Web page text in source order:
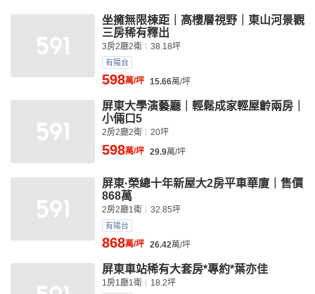
坐擁無限棟距｜高樓層視野｜東山河景觀
三房稀有釋出
3房2廳2衛 38.18坪
有陽台
598萬/坪 15.66萬/坪
屏東大學演藝廳｜輕鬆成家輕屋齡兩房｜
小倆口5
2房2廳2衛 20坪
598萬/坪 29.9萬/坪
屏東·榮總十年新屋大2房平車華廈｜售價
868萬
2房2廳1衛 32.85坪
有陽台
868萬/坪 26.42萬/坪
屏東車站稀有大套房*專約*葉亦佳
1房1廳1衛 18.2坪